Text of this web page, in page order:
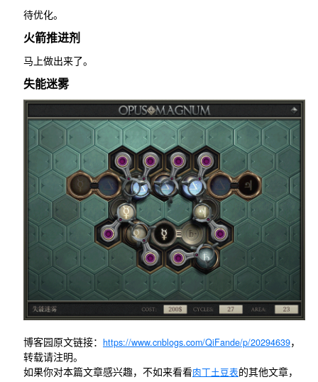
待优化。
火箭推进剂
马上做出来了。
失能迷雾
博客园原文链接： https://www.cnblogs.com/QiFande/p/20294639，
转载请注明。
如果你对本篇文章感兴趣，不如来看看肉丁土豆表的其他文章，